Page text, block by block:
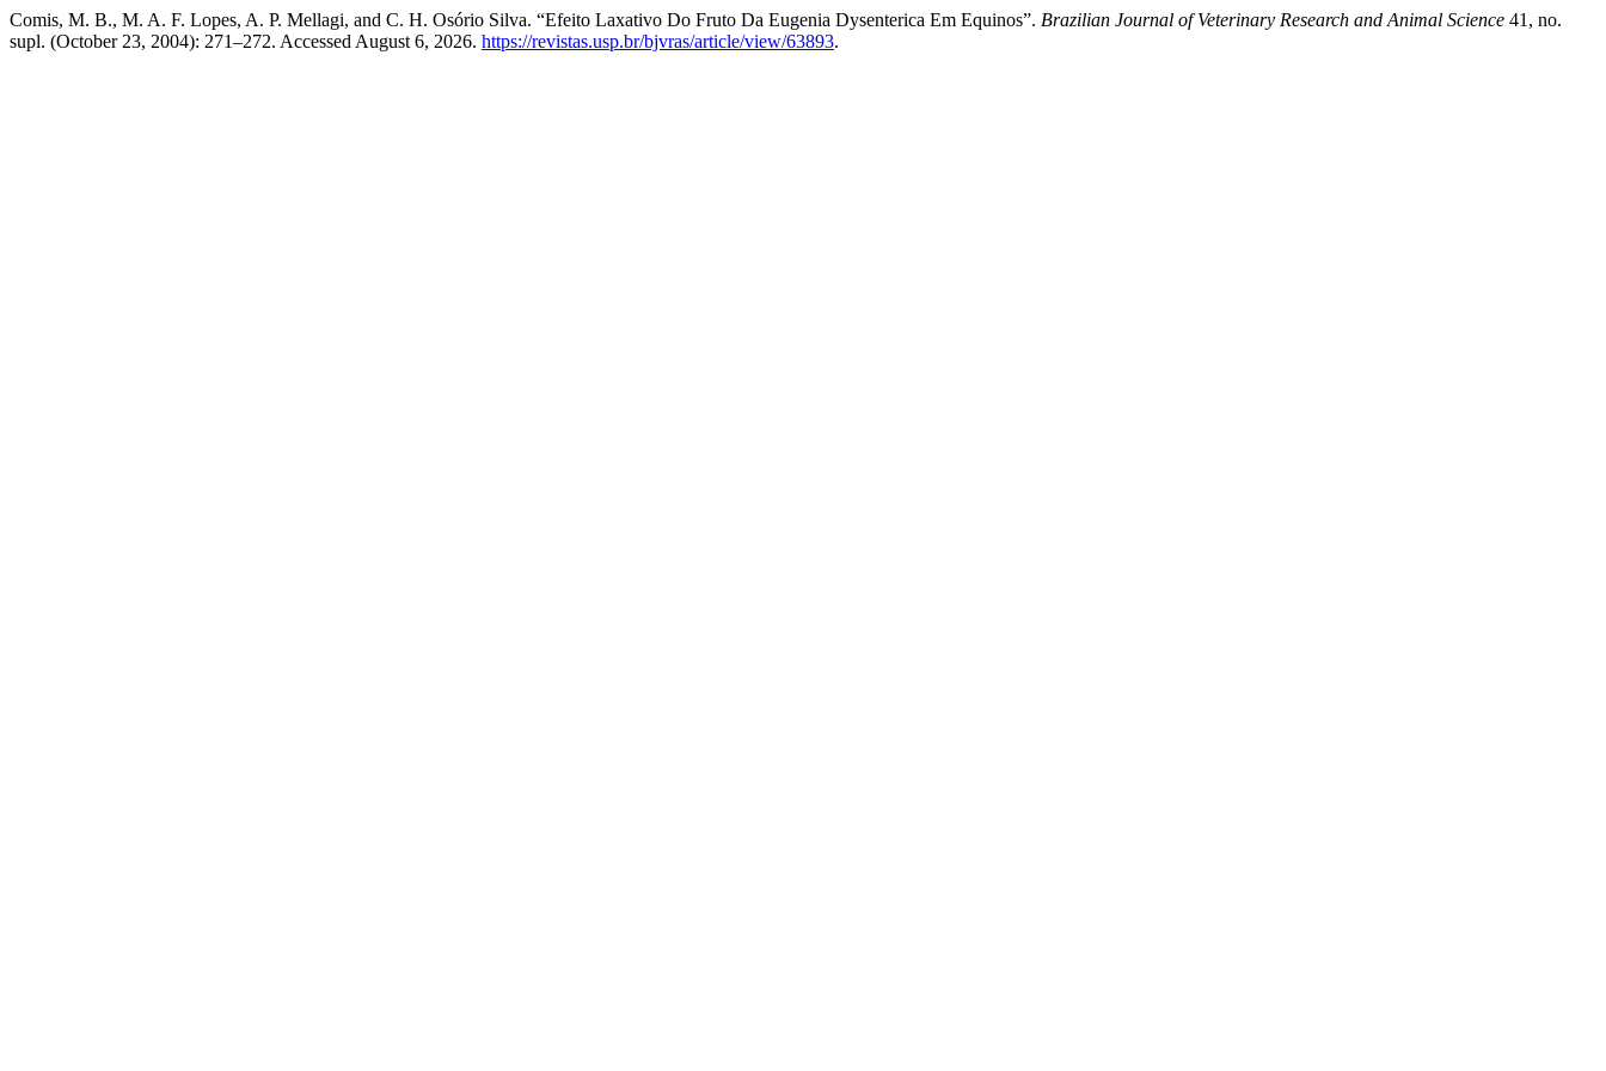
Comis, M. B., M. A. F. Lopes, A. P. Mellagi, and C. H. Osório Silva. “Efeito Laxativo Do Fruto Da Eugenia Dysenterica Em Equinos”. Brazilian Journal of Veterinary Research and Animal Science 41, no.
supl. (October 23, 2004): 271–272. Accessed August 6, 2026. https://revistas.usp.br/bjvras/article/view/63893.